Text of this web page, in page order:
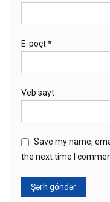
E-poçt*
Veb sayt
Save my name,
the next time I